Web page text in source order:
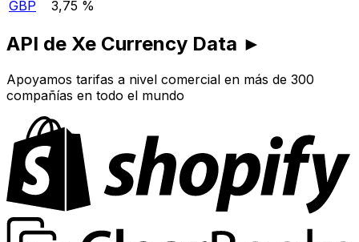
GBP
3,75 %
API de Xe Currency Data ►
Apoyamos tarifas a nivel comercial en más de 300
compañías en todo el mundo